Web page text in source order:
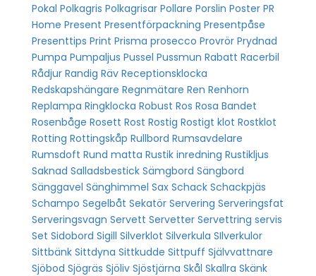
Pokal Polkagris Polkagrisar Pollare Porslin Poster PR
Home Present Presentförpackning Presentpåse
Presenttips Print Prisma prosecco Provrör Prydnad
Pumpa Pumpaljus Pussel Pussmun Rabatt Racerbil
Rådjur Randig Räv Receptionsklocka
Redskapshängare Regnmätare Ren Renhorn
Replampa Ringklocka Robust Ros Rosa Bandet
Rosenbåge Rosett Rost Rostig Rostigt klot Rostklot
Rotting Rottingskåp Rullbord Rumsavdelare
Rumsdoft Rund matta Rustik inredning Rustikljus
Saknad Salladsbestick Sämgbord Sängbord
Sänggavel Sänghimmel Sax Schack Schackpjäs
Schampo Segelbåt Sekatör Servering Serveringsfat
Serveringsvagn Servett Servetter Servettring servis
Set Sidobord Sigill Silverklot Silverkula SIlverkulor
Sittbänk Sittdyna Sittkudde Sittpuff Självvattnare
Sjöbod Sjögräs Sjöliv Sjöstjärna Skål Skallra Skänk